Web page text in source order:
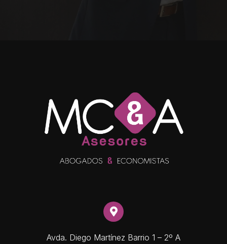
Avda. Diego Martínez Barrio 1 – 2º A